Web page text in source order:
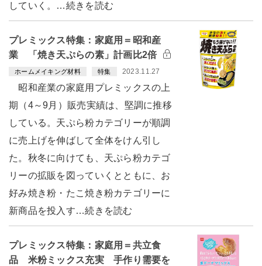
していく。…続きを読む
プレミックス特集：家庭用＝昭和産
業 「焼き天ぷらの素」計画比2倍
ホームメイキング材料 特集 2023.11.27
昭和産業の家庭用プレミックスの上
期（4～9月）販売実績は、堅調に推移
している。天ぷら粉カテゴリーが順調
に売上げを伸ばして全体をけん引し
た。秋冬に向けても、天ぷら粉カテゴ
リーの拡販を図っていくとともに、お
好み焼き粉・たこ焼き粉カテゴリーに
新商品を投入す…続きを読む
プレミックス特集：家庭用＝共立食
品 米粉ミックス充実 手作り需要を